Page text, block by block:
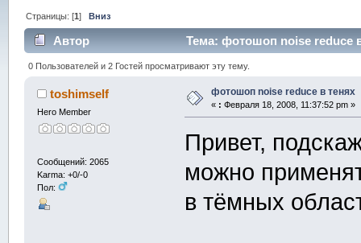
Страницы: [1]Вниз
Автор Тема: фотошоп noise reduсe
0 Пользователей и 2 Гостей просматривают эту тему.
toshimself
Hero Member
Сообщений: 2065
Karma: +0/-0
Пол:
фотошоп noise reduсe в тенях
« : Февраля 18, 2008, 11:37:52 pm »
Привет,
можно
в тёмных